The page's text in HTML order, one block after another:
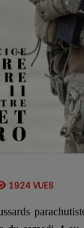
1924 VUES